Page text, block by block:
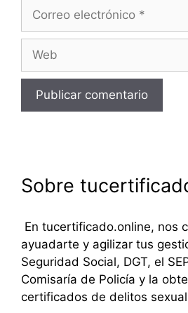
electrónico
Sobre
En tucertificado.online, nos
ayuadarte y agilizar tus
Seguridad Social, DGT, el
Comisaría de Policía y la
certificados de delitos